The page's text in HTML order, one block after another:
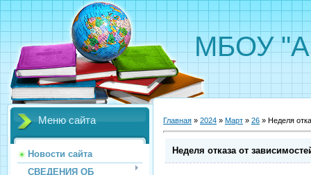
МБОУ
Меню сайта
Новости сайта
СВЕДЕНИЯ ОБ
Главная » 2024 » Март » 26 » Неделя
Неделя отказа от